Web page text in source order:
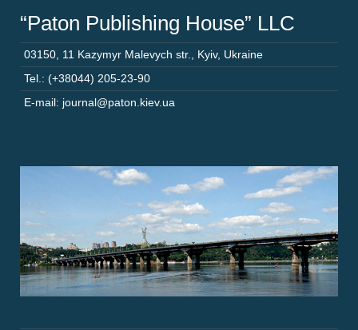
“Paton Publishing House” LLC
03150 11 Kazymyr Malevych str. Kyiv, Ukraine
Tel.: (+38044) 205-23-90
E-mail: journal@paton.kiev.ua